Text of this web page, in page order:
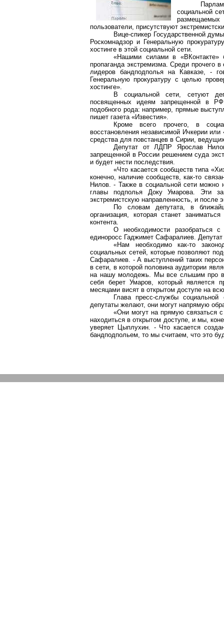
социальной
размещаемых
пользователи, присутствуют
Вице-спикер Государственной
Роскомнадзор и Генеральную
хостинге в этой социальной сети.
«Нашими силами в «ВКонтакте»
пропаганда экстремизма. Среди прочего
лидеров бандподполья на Кавказе, -
Генеральную прокуратуру с целью
хостинге».
В социальной сети, сетуют
посвященных идеям запрещенной в РФ
подобного рода: например, прямые
пишет газета «Известия».
Кроме всего прочего, в
восстановления независимой Ичкерии
средства для повстанцев в Сирии,
Депутат от ЛДПР Ярослав
запрещенной в России решением суда
и будет нести последствия.
«Что касается сообществ типа
конечно, наличие сообществ, как-то
Нилов. - Также в социальной сети можно
главы подполья Доку Умарова. Эти
экстремистскую направленность, и
По словам депутата, в
организация, которая станет
контента.
О необходимости разобраться
единоросс Гаджимет Сафаралиев. Депутат
«Нам необходимо как-то
социальных сетей, которые позволяют
Сафаралиев. - А выступлений таких
в сети, в которой половина аудитории
на нашу молодежь. Мы все слышим про
себя берет Умаров, который является
месяцами висят в открытом доступе на
Глава пресс-службы
депутаты желают, они могут напрямую
«Они могут на прямую связаться
находиться в открытом доступе, и мы,
уверяет Цыплухин. - Что касается
бандподпольем, то мы считаем, что это